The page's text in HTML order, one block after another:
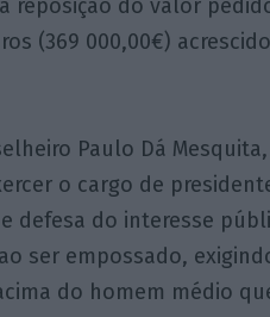
reposição do valor
(369 000,00€)
Paulo Dá
o cargo de
defesa do interesse
ser empossado,
do homem médio